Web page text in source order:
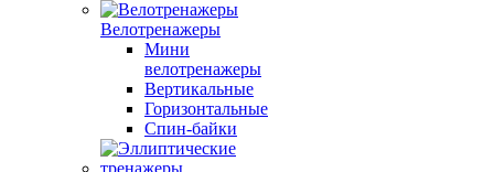
Велотренажеры
Мини
велотренажеры
Вертикальные
Горизонтальные
Спин-байки